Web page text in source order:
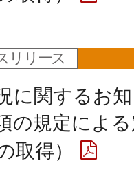
リリース
に関するお
の規定によ
取得）